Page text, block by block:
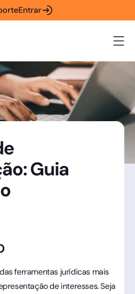
Entrar
Guia
ferramentas jurídicas mais
de interesses. Seja